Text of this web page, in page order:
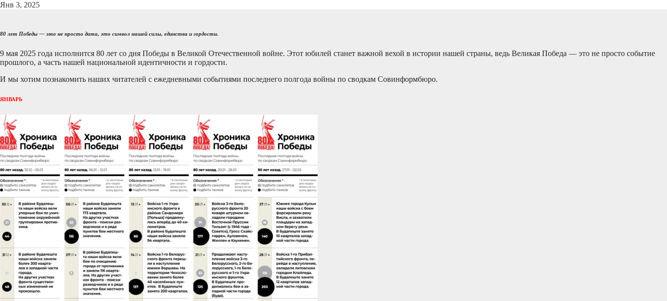
Янв 3, 2025
80 лет Победы — это не просто дата, это символ нашей силы, единства и гордости.
9 мая 2025 года исполнится 80 лет со дня Победы в Великой Отечественной войне. Этот юбилей станет важной вехой в истории нашей страны, ведь Великая Победа — это не просто событие
прошлого, а часть нашей национальной идентичности и гордости.
И мы хотим познакомить наших читателей с ежедневными событиями последнего полгода войны по сводкам Совинформбюро.
ЯНВАРЬ